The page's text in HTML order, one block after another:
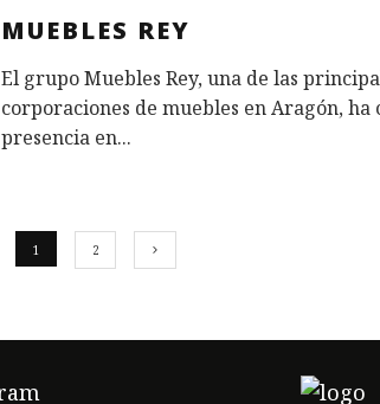
MUEBLES REY
El grupo Muebles Rey, una de las
corporaciones de muebles en Aragón, ha
presencia en...
1 2